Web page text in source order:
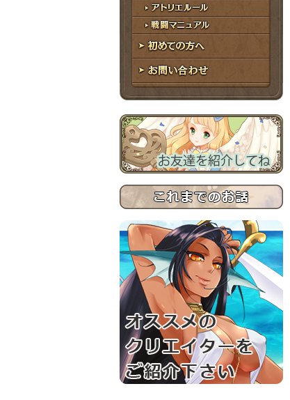
シナリオルール
アトリエルール
戦闘マニュアル
初めての方へ
お問い合わせ